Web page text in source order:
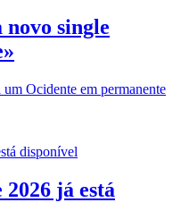
single
Ocidente em permanente
já está